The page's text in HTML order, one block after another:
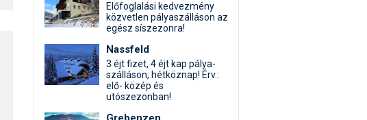
Előfoglalási kedvezmény
közvetlen pályaszálláson az
egész síszezonra!
Nassfeld
3 éjt fizet, 4 éjt kap pálya-
szálláson, hétköznap! Érv.:
elő- közép és
utószezonban!